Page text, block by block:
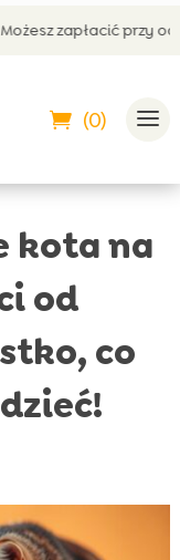
odbiorze
(0)
kota na
od
co